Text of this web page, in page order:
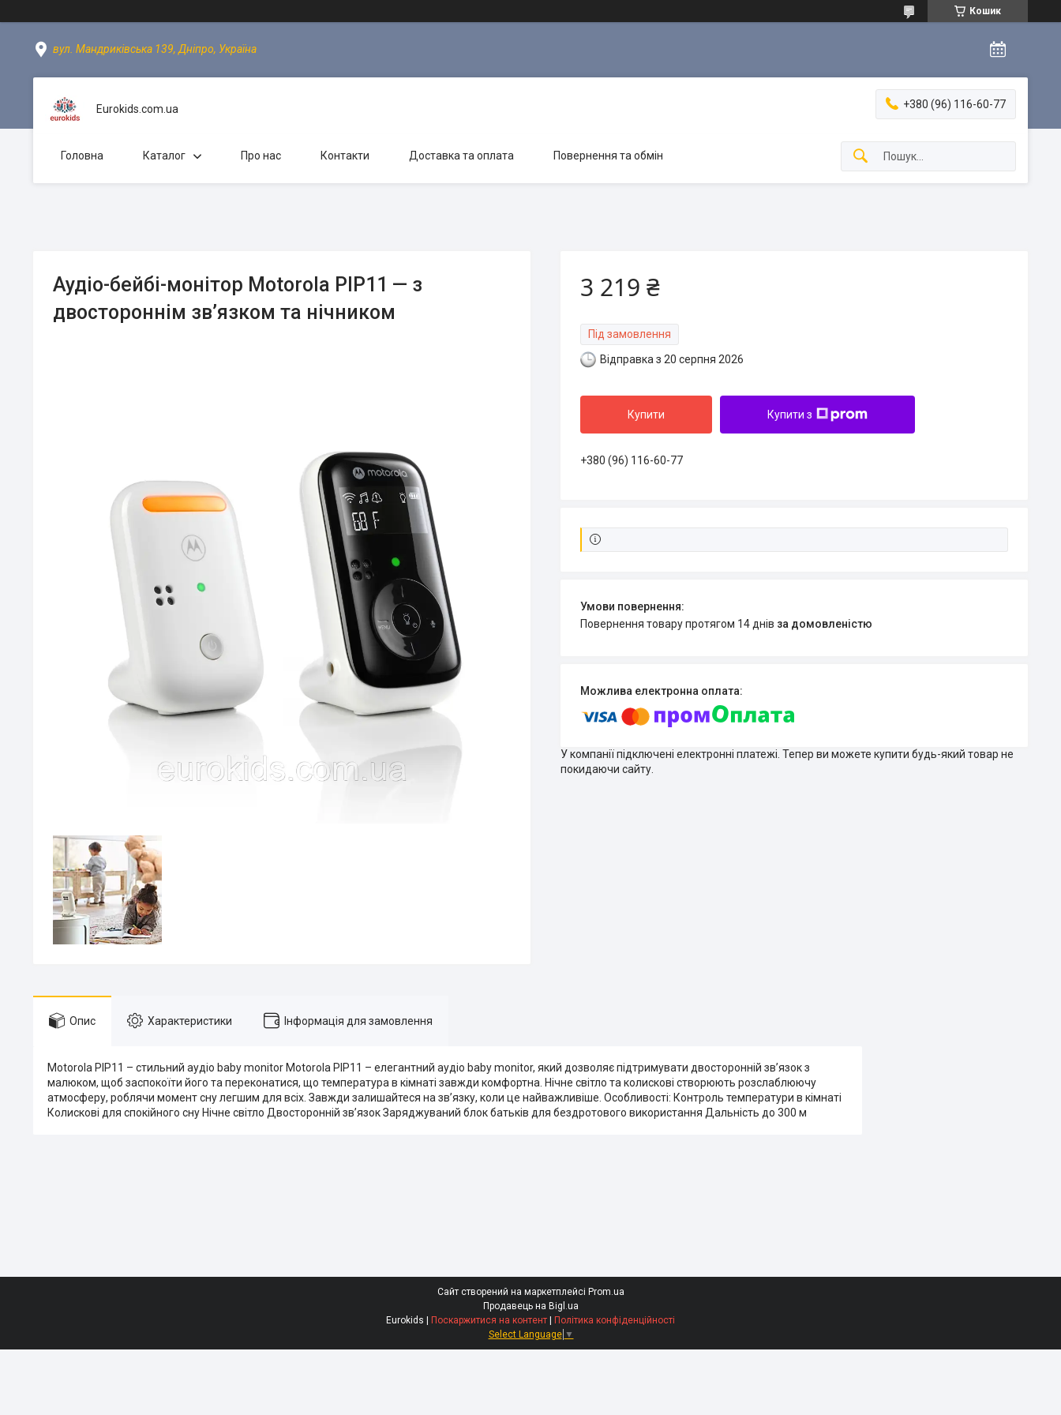
Кошик
вул. Мандриківська 139, Дніпро, Україна
Eurokids.com.ua +380 (96) 116-60-77
Головна Каталог Про нас Контакти Доставка та оплата Повернення та обмін
Аудіо-бейбі-монітор Motorola PIP11 — з
двостороннім зв’язком та нічником
3 219 ₴
Під замовлення
Відправка з 20 серпня 2026
Купити Купити з
+380 (96) 116-60-77
повернення товару протягом 14 днів за домовленістю
У компанії підключені електронні платежі. Тепер ви можете купити будь-який товар не
покидаючи сайту.
Опис Характеристики Інформація для замовлення
Motorola PIP11 – стильний аудіо baby monitor Motorola PIP11 – елегантний аудіо baby monitor, який дозволяє підтримувати двосторонній зв’язок з
малюком, щоб заспокоїти його та переконатися, що температура в кімнаті завжди комфортна. Нічне світло та колискові створюють розслаблюючу
атмосферу, роблячи момент сну легшим для всіх. Завжди залишайтеся на зв’язку, коли це найважливіше. Особливості: Контроль температури в кімнаті
Колискові для спокійного сну Нічне світло Двосторонній зв’язок Заряджуваний блок батьків для бездротового використання Дальність до 300 м
Сайт створений на маркетплейсі Prom.ua
Продавець на Bigl.ua
Eurokids | Поскаржитися на контент | Політика конфіденційності
Select Language ▼